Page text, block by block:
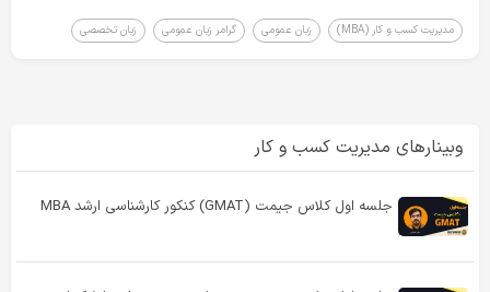
مدیریت کسب و کار (MBA) زبان عمومی گرامر زبان عمومی زبان تخصصی
وبینارهای مدیریت کسب و کار
جلسه اول کلاس جیمت (GMAT) کنکور کارشناسی ارشد MBA